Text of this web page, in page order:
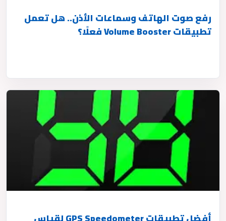
رفع صوت الهاتف وسماعات الأذن.. هل تعمل
تطبيقات Volume Booster فعلًا؟